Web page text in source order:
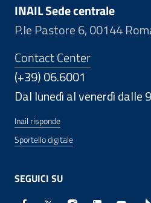
INAIL Sede centrale
P.le Pastore 6, 00144
Contact Center
(+39) 06.6001
Dal lunedì al venerdì dalle
Inail risponde
Sportello digitale
SEGUICI SU